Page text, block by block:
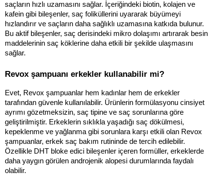
saçların hızlı uzamasını sağlar. İçeriğindeki biotin, kolajen ve
kafein gibi bileşenler, saç foliküllerini uyararak büyümeyi
hızlandırır ve saçların daha sağlıklı uzamasına katkıda bulunur.
Bu aktif bileşenler, saç derisindeki mikro dolaşımı artırarak besin
maddelerinin saç köklerine daha etkili bir şekilde ulaşmasını
sağlar.
Revox şampuanı erkekler kullanabilir mi?
Evet, Revox şampuanlar hem kadınlar hem de erkekler
tarafından güvenle kullanılabilir. Ürünlerin formülasyonu cinsiyet
ayrımı gözetmeksizin, saç tipine ve saç sorunlarına göre
geliştirilmiştir. Erkeklerin sıklıkla yaşadığı saç dökülmesi,
kepeklenme ve yağlanma gibi sorunlara karşı etkili olan Revox
şampuanlar, erkek saç bakım rutininde de tercih edilebilir.
Özellikle DHT bloke edici bileşenler içeren formüller, erkeklerde
daha yaygın görülen androjenik alopesi durumlarında faydalı
olabilir.